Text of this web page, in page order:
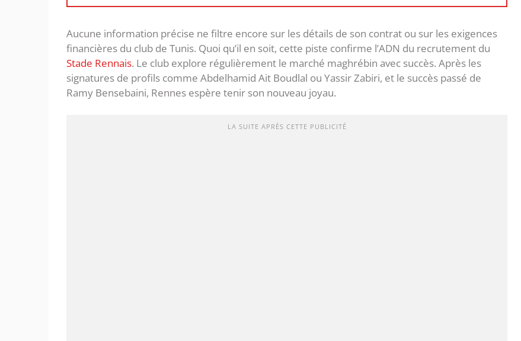
Aucune information précise ne filtre encore sur les détails de son contrat ou sur les exigences
financières du club de Tunis. Quoi qu’il en soit, cette piste confirme l’ADN du recrutement du
Stade Rennais. Le club explore régulièrement le marché maghrébin avec succès. Après les
signatures de profils comme Abdelhamid Ait Boudlal ou Yassir Zabiri, et le succès passé de
Ramy Bensebaini, Rennes espère tenir son nouveau joyau.
LA SUITE APRÈS CETTE PUBLICITÉ